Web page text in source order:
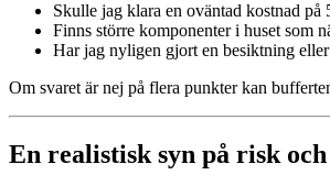
Skulle jag klara en oväntad kostnad
Finns större komponenter i huset som
Har jag nyligen gjort en besiktning
Om svaret är nej på flera punkter kan
En realistisk syn på risk